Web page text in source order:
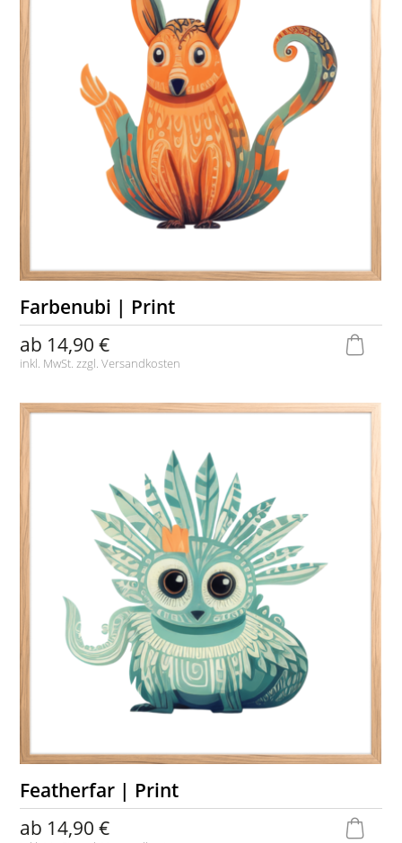
Farbenubi | Print
ab 14,90 €
inkl. MwSt. zzgl.Versandkosten
Featherfar | Print
ab 14,90 €